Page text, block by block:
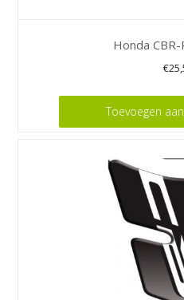
Honda
€
Toevoegen